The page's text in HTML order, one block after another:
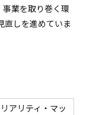
業を取り巻く環
直しを進めていま
アリティ・マッ